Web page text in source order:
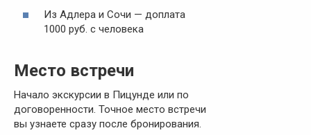
Из Адлера и Сочи — доплата
1000 руб. с человека
Место встречи
Начало экскурсии в Пицунде или по
договоренности. Точное место встречи
вы узнаете сразу после бронирования.